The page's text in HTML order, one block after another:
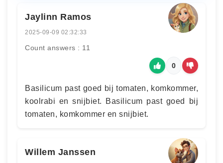
Jaylinn Ramos
2025-09-09 02:32:33
Count answers : 11
0
Basilicum past goed bij tomaten, komkommer,
koolrabi en snijbiet. Basilicum past goed bij
tomaten, komkommer en snijbiet.
Willem Janssen